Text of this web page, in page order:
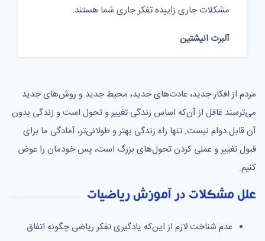
مشکلات جاری زاییده تفکر جاری شما هستند.
آلبرت انیشتین
مردم از افکار جدید، عادت‌های جدید، محیط جدید و روش‌های جدید
می‌ترسند غافل از آن‌که اساس زندگی تغییر و تحول است و زندگی بدون
آن قابل دوام نیست. تنها راه زندگی بهتر و طولانی‌تر، آمادگی ما برای
قبول تغییر و عملی کردن تحول‌های بزرگ است، پس خودمان را عوض
کنیم.
علل مشکلات در آموزش ریاضیات
عدم شناخت لازم از این‌که یادگیری تفکر ریاضی چگونه اتفاق